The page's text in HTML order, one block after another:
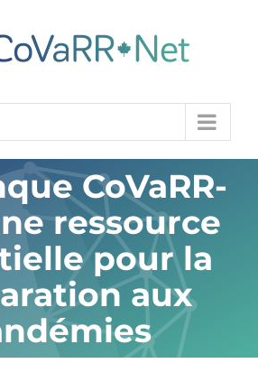
CoVaRR-
ressource
pour la
aux